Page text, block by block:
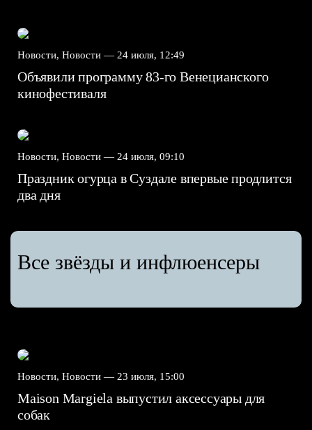
Новости, Новости — 24 июля, 12:49
Объявили программу 83-го Венецианского
кинофестиваля
Новости, Новости — 24 июля, 09:10
Праздник огурца в Суздале впервые продлится
два дня
Все звёзды и инфлюенсеры
Новости, Новости — 23 июля, 15:00
Maison Margiela выпустил аксессуары для
собак